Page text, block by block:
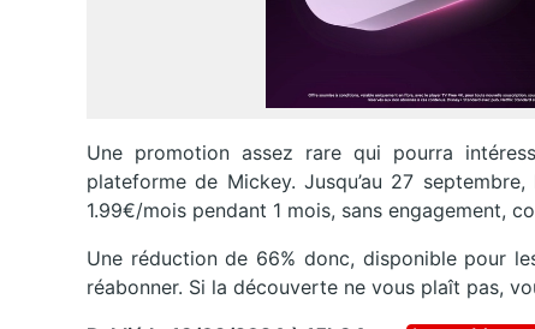
Une promotion assez rare qui pourra
plateforme de Mickey. Jusqu’au 27
1.99€/mois pendant 1 mois, sans engagement,
Une réduction de 66% donc, disponible pour
réabonner. Si la découverte ne vous plaît pas,